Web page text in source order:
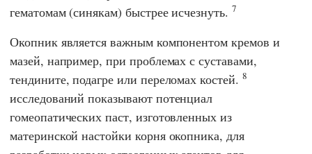
гематомам (синякам) быстрее исчезнуть. 7
Окопник является важным компонентом кремов и
мазей, например, при проблемах с суставами,
тендините, подагре или переломах костей. 8
исследований показывают потенциал
гомеопатических паст, изготовленных из
материнской настойки корня окопника, для